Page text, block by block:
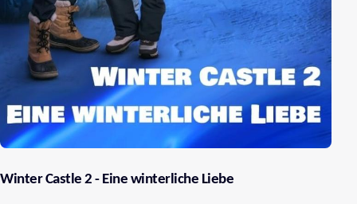
Winter Castle 2 - Eine winterliche Liebe